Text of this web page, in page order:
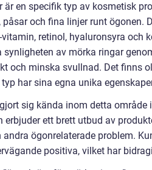
är en specifik typ av kosmetisk
och fina linjer runt ögonen.
retinol, hyaluronsyra och
av mörka ringar
och minska svullnad. Det finns
har sina egna unika
sig kända inom detta
erbjuder ett brett utbud av
ögonrelaterade problem.
positiva, vilket har